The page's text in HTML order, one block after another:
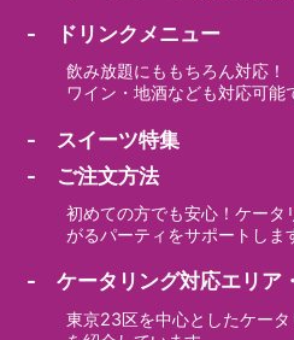
- ドリンクメニュー
飲み放題にももちろん対応！
ワイン・地酒なども対応可能
- スイーツ特集
- ご注文方法
初めての方でも安心！ケータ
がるパーティをサポートしま
- ケータリング対応エリア
東京23区を中心としたケー